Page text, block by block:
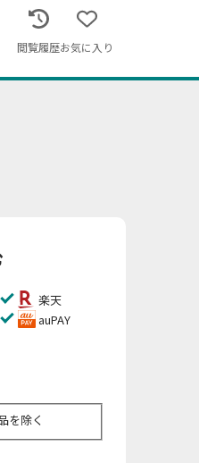
閲覧履歴お気に入り
楽天
auPAY
を除く